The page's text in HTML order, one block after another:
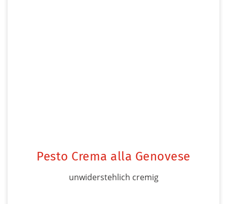
Pesto Crema alla Genovese
unwiderstehlich cremig